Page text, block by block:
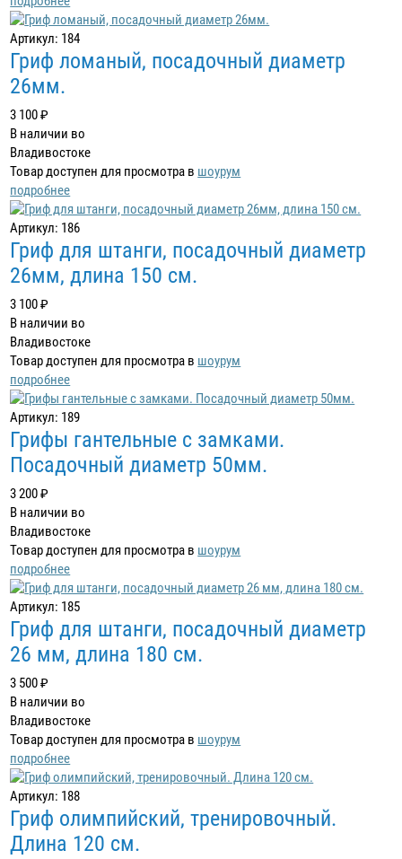
Артикул: 184
Гриф ломаный, посадочный диаметр
26мм.
3 100 ₽
В наличии во
Владивостоке
Товар доступен для просмотра в шоурум
подробнее
Артикул: 186
Гриф для штанги, посадочный диаметр
26мм, длина 150 см.
3 100 ₽
В наличии во
Владивостоке
Товар доступен для просмотра в шоурум
подробнее
Артикул: 189
Грифы гантельные с замками.
Посадочный диаметр 50мм.
3 200 ₽
В наличии во
Владивостоке
Товар доступен для просмотра в шоурум
подробнее
Артикул: 185
Гриф для штанги, посадочный диаметр
26 мм, длина 180 см.
3 500 ₽
В наличии во
Владивостоке
Товар доступен для просмотра в шоурум
подробнее
Артикул: 188
Гриф олимпийский, тренировочный.
Длина 120 см.